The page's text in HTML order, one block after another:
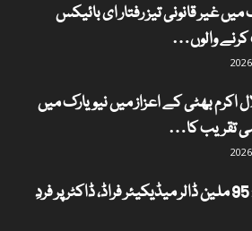
میں غیر قانونی تیز رفتار ای بائیکس
والوں…
اکرم بھٹی کے اعزاز میں نیویارک میں
تقریب کا…
امریکا: 95 ملین ڈالر میڈیکیئر فراڈ، ڈاکٹر پر فردِ